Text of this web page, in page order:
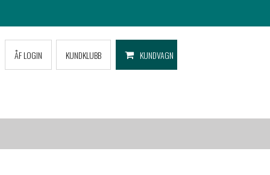
ÅF LOGIN KUNDKLUBB KUNDVAGN